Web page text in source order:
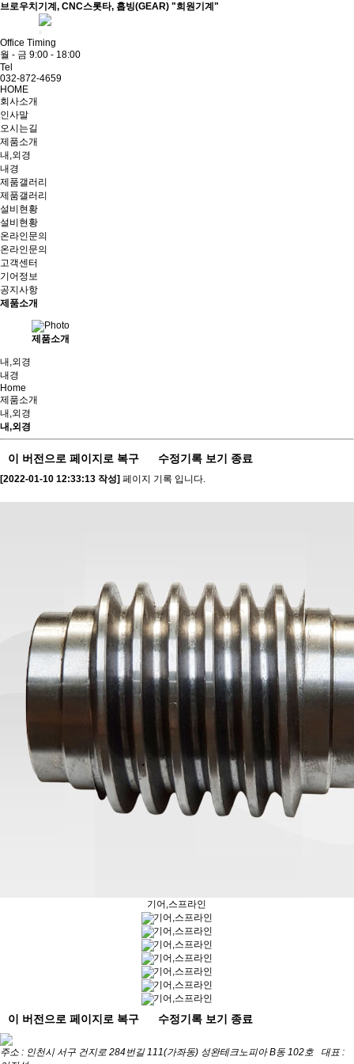
브로우치기계, CNC스롯타, 홉빙(GEAR) "희원기계"
Office Timing
월 - 금 9:00 - 18:00
Tel
032-872-4659
HOME
회사소개
인사말
오시는길
제품소개
내,외경
내경
제품갤러리
제품갤러리
설비현황
설비현황
온라인문의
온라인문의
고객센터
기어정보
공지사항
제품소개
제품소개
내,외경
내경
Home
제품소개
내,외경
내,외경
이 버전으로 페이지로 복구 수정기록 보기 종료
[2022-01-10 12:33:13 작성] 페이지 기록 입니다.
기어,스프라인
기어,스프라인
기어,스프라인
기어,스프라인
기어,스프라인
기어,스프라인
기어,스프라인
기어,스프라인
이 버전으로 페이지로 복구 수정기록 보기 종료
주소 : 인천시 서구 건지로 284번길 111(가좌동) 성완테크노피아 B동 102호 대표 :